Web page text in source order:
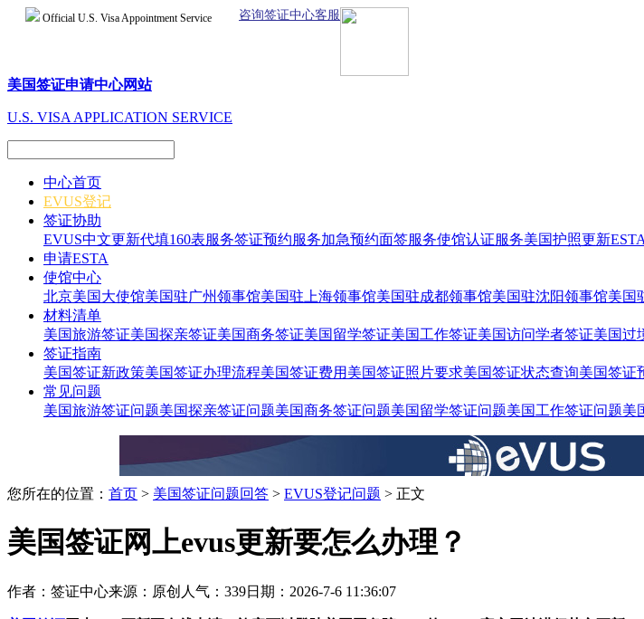
Official U.S. Visa Appointment Service 咨询签证中心客服
美国签证申请中心网站
U.S. VISA APPLICATION SERVICE
中心首页
EVUS登记
签证协助
EVUS中文更新代填160表服务签证预约服务加急预约面签服务使馆认证服务美国护照更新
申请ESTA
使馆中心
北京美国大使馆美国驻广州领事馆美国驻上海领事馆美国驻成都领事馆美国驻沈阳领事馆美国
材料清单
美国旅游签证美国探亲签证美国商务签证美国留学签证美国工作签证美国访问学者签证美国过
签证指南
美国签证新政策美国签证办理流程美国签证费用 美国签证照片要求美国签证状态查询美国签证
常见问题
美国旅游签证问题美国探亲签证问题美国商务签证问题美国留学签证问题美国工作签证问题美
您所在的位置： 首页 > 美国签证问题回答 > EVUS登记问题 > 正文
美国签证网上evus更新要怎么办理？
作者：签证中心来源：原创 人气：339日期：2026-7-6 11:36:07